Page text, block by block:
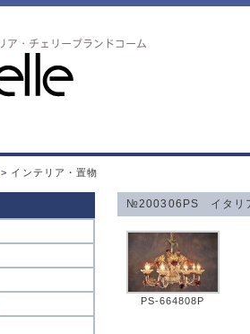
> インテリア・置物
№200306PS イタリ
PS-664808P